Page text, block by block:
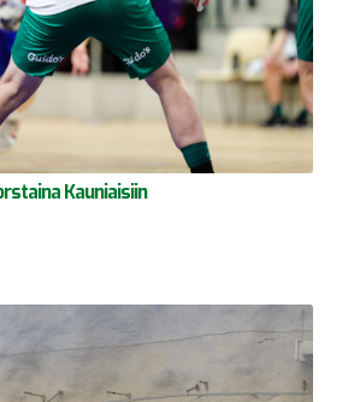
Kauniaisiin